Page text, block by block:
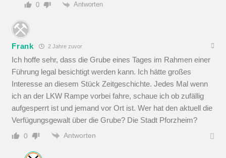
0 Antworten
Frank 2 Jahre zuvor
Ich hoffe sehr, dass die Grube eines Tages im Rahmen einer
Führung legal besichtigt werden kann. Ich hätte großes
Interesse an diesem Stück Zeitgeschichte. Jedes Mal wenn
ich an der LKW Rampe vorbei fahre, schaue ich ob zufällig
aufgesperrt ist und jemand vor Ort ist. Wer hat den aktuell die
Verfügungsgewalt über die Grube? Die Stadt Pforzheim?
0 Antworten